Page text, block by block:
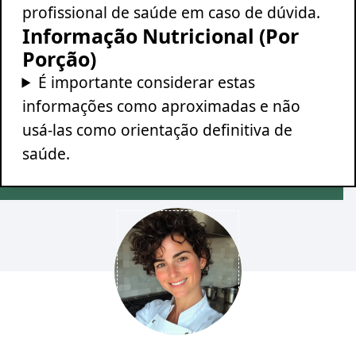
profissional de saúde em caso de dúvida.
Informação Nutricional (Por
Porção)
É importante considerar estas
informações como aproximadas e não
usá-las como orientação definitiva de
saúde.